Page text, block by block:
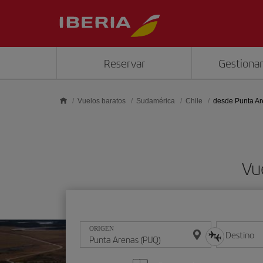
Reservar
Vuelos baratos Sudamérica Chile desde Punta
ORIGEN Destino